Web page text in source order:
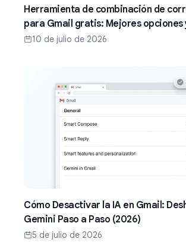
Herramienta de combinación de
para Gmail gratis: Mejores opciones
configuración (2026)
10 de julio de 2026
Cómo Desactivar la IA en Gmail:
Gemini Paso a Paso (2026)
5 de julio de 2026